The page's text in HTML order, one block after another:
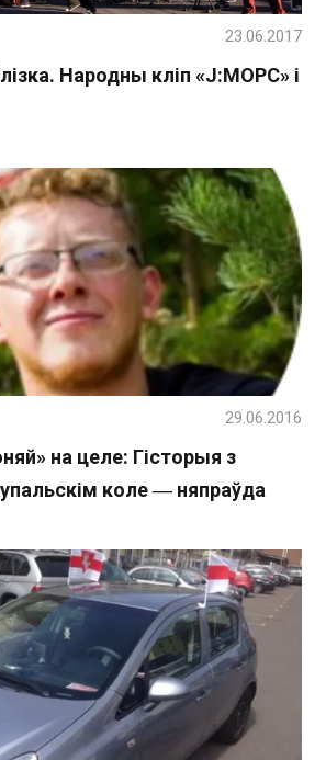
Народны кліп «J:МОРС» і
23.06.2017
на целе: Гісторыя з
коле ― няпраўда
29.06.2016